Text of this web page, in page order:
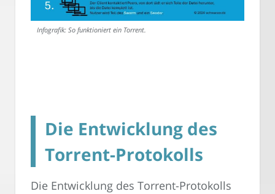
Infografik: So funktioniert ein Torrent.
Die Entwicklung des
Torrent-Protokolls
Die Entwicklung des Torrent-Protokolls